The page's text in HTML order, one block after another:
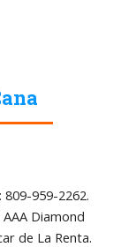
809-959-2262.
Diamond
de La Renta.